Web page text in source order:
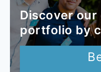
Discover
portfolio by